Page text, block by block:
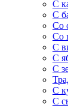
С
C
Со
Со
С
С
С
С
С